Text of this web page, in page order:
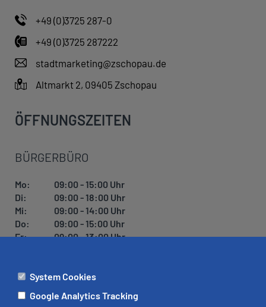
+49 (0)3725 287-0
+49 (0)3725 287222
stadtmarketing@zschopau.de
Altmarkt 2, 09405 Zschopau
ÖFFNUNGSZEITEN
BÜRGERBÜRO
Mo:
09:00 - 15:00 Uhr
Di:
09:00 - 18:00 Uhr
Mi:
09:00 - 14:00 Uhr
Do:
09:00 - 15:00 Uhr
Fr:
09:00 - 13:00 Uhr
ÄMTER
System Cookies
Google Analytics Tracking